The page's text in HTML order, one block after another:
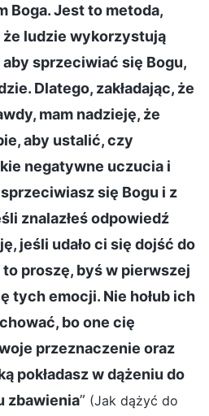
Boga. Jest to metoda,
że ludzie wykorzystują
sprzeciwiać się Bogu,
Dlatego, zakładając, że
mam nadzieję, że
aby ustalić, czy
negatywne uczucia i
się Bogu i z
znalazłeś odpowiedź
jeśli udało ci się dojść do
proszę, byś w pierwszej
tych emocji. Nie hołub ich
bo one cię
przeznaczenie oraz
pokładasz w dążeniu do
zbawienia” (Jak dążyć do